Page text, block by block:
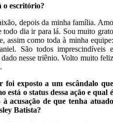
o escritório?
depois da minha família. Amo
todo dia ir para lá. Sou muito grato
assim como toda à minha equipe:
São todos imprescindíveis e
nesse triênio. Volto muito feliz
foi exposto a um escândalo que
está o status dessa ação e qual é
acusação de que tenha atuado
Batista?